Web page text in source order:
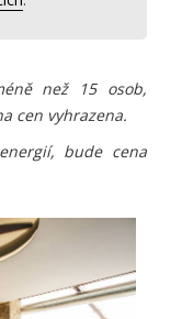
než 15 osob,
cen vyhrazena.
bude cena